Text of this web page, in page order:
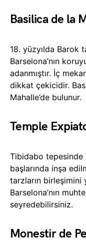
Basilica de la
18. yüzyılda Barok
Barselona’nın
adanmıştır. İç
dikkat çekicidir.
Mahalle’de bulunur.
Temple
Tibidabo tepesinde
başlarında inşa
tarzların birleşimini
Barselona’nın
seyredebilirsiniz.
Monestir de